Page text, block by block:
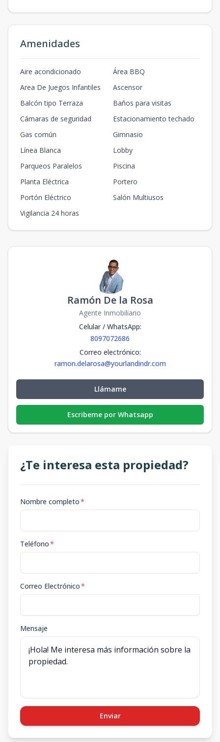
Amenidades
Aire acondicionado
Área BBQ
Area De Juegos Infantiles
Ascensor
Balcón tipo Terraza
Baños para visitas
Cámaras de seguridad
Estacionamiento techado
Gas común
Gimnasio
Línea Blanca
Lobby
Parqueos Paralelos
Piscina
Planta Eléctrica
Portero
Portón Eléctrico
Salón Multiusos
Vigilancia 24 horas
Ramón De la Rosa
Agente Inmobiliario
Celular / WhatsApp:
8097072686
Correo electrónico:
ramon.delarosa@yourlandindr.com
Llámame
Escribeme por Whatsapp
¿Te interesa esta propiedad?
Nombre completo*
Teléfono*
Correo Electrónico*
Mensaje
Enviar